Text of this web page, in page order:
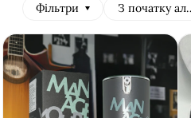
Фільтри З початку